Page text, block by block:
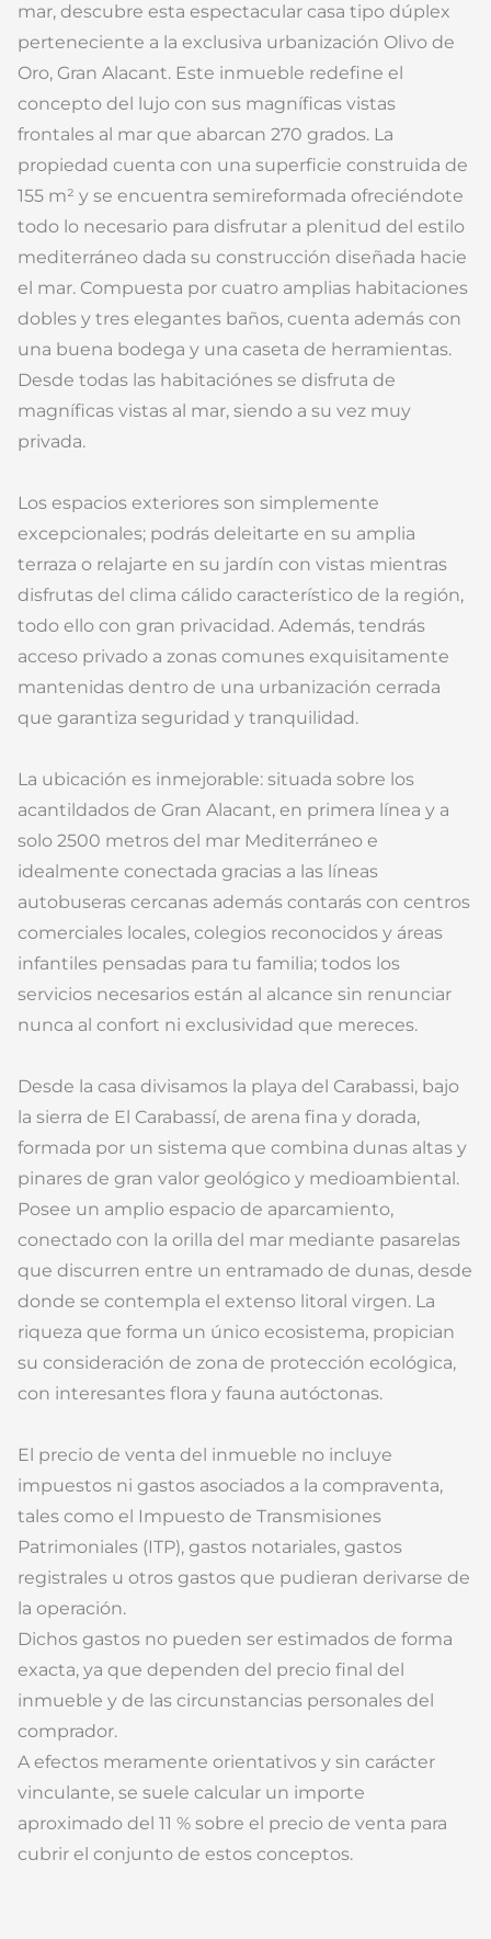
mar, descubre esta espectacular casa tipo dúplex
perteneciente a la exclusiva urbanización Olivo de
Oro, Gran Alacant. Este inmueble redefine el
concepto del lujo con sus magníficas vistas
frontales al mar que abarcan 270 grados. La
propiedad cuenta con una superficie construida de
155 m² y se encuentra semireformada ofreciéndote
todo lo necesario para disfrutar a plenitud del estilo
mediterráneo dada su construcción diseñada hacie
el mar. Compuesta por cuatro amplias habitaciones
dobles y tres elegantes baños, cuenta además con
una buena bodega y una caseta de herramientas.
Desde todas las habitaciónes se disfruta de
magníficas vistas al mar, siendo a su vez muy
privada.
Los espacios exteriores son simplemente
excepcionales; podrás deleitarte en su amplia
terraza o relajarte en su jardín con vistas mientras
disfrutas del clima cálido característico de la región,
todo ello con gran privacidad. Además, tendrás
acceso privado a zonas comunes exquisitamente
mantenidas dentro de una urbanización cerrada
que garantiza seguridad y tranquilidad.
La ubicación es inmejorable: situada sobre los
acantildados de Gran Alacant, en primera línea y a
solo 2500 metros del mar Mediterráneo e
idealmente conectada gracias a las líneas
autobuseras cercanas además contarás con centros
comerciales locales, colegios reconocidos y áreas
infantiles pensadas para tu familia; todos los
servicios necesarios están al alcance sin renunciar
nunca al confort ni exclusividad que mereces.
Desde la casa divisamos la playa del Carabassi, bajo
la sierra de El Carabassí, de arena fina y dorada,
formada por un sistema que combina dunas altas y
pinares de gran valor geológico y medioambiental.
Posee un amplio espacio de aparcamiento,
conectado con la orilla del mar mediante pasarelas
que discurren entre un entramado de dunas, desde
donde se contempla el extenso litoral virgen. La
riqueza que forma un único ecosistema, propician
su consideración de zona de protección ecológica,
con interesantes flora y fauna autóctonas.
El precio de venta del inmueble no incluye
impuestos ni gastos asociados a la compraventa,
tales como el Impuesto de Transmisiones
Patrimoniales (ITP), gastos notariales, gastos
registrales u otros gastos que pudieran derivarse de
la operación.
Dichos gastos no pueden ser estimados de forma
exacta, ya que dependen del precio final del
inmueble y de las circunstancias personales del
comprador.
A efectos meramente orientativos y sin carácter
vinculante, se suele calcular un importe
aproximado del 11 % sobre el precio de venta para
cubrir el conjunto de estos conceptos.